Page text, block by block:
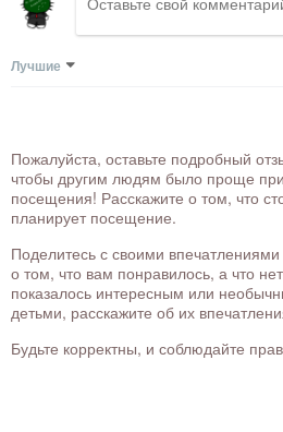
Лучшие
Пожалуйста, оставьте подробный
чтобы другим людям было проще
посещения! Расскажите о том, что
планирует посещение.
Поделитесь с своими
о том, что вам понравилось, а что
показалось интересным или
детьми, расскажите об их
Будьте корректны, и соблюдайте